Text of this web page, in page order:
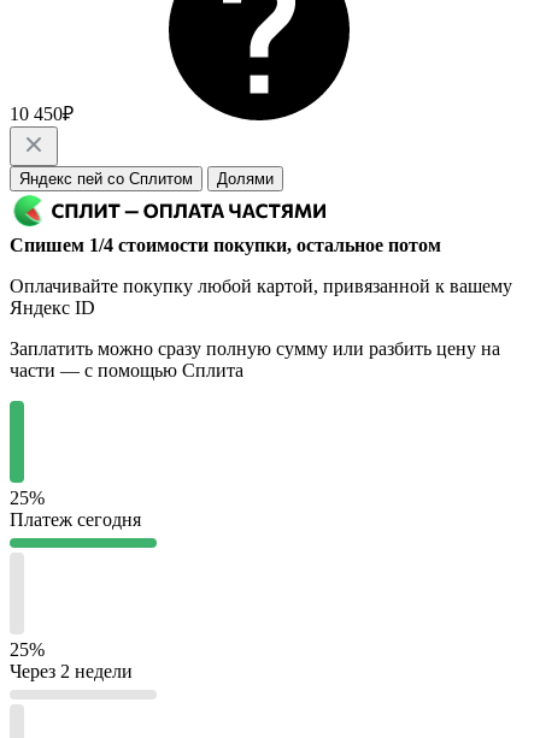
10 450₽
Яндекс пей со Сплитом Долями
Спишем 1/4 стоимости покупки, остальное потом
Оплачивайте покупку любой картой, привязанной к вашему
Яндекс ID
Заплатить можно сразу полную сумму или разбить цену на
части — с помощью Сплита
25%
Платеж сегодня
25%
Через 2 недели